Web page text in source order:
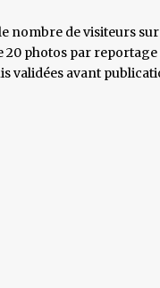
de visiteurs sur
photos par reportage
validées avant